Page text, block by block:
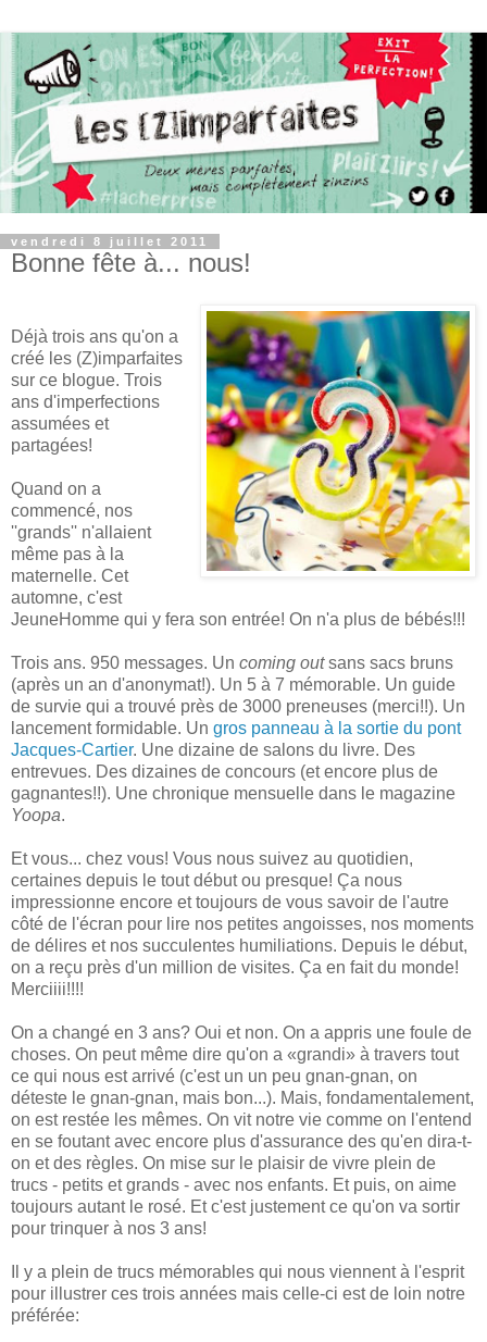
vendredi 8 juillet 2011
Bonne fête à... nous!
Déjà trois ans qu'on a
créé les (Z)imparfaites
sur ce blogue. Trois
ans d'imperfections
assumées et
partagées!
Quand on a
commencé, nos
''grands'' n'allaient
même pas à la
maternelle. Cet
automne, c'est
JeuneHomme qui y fera son entrée! On n'a plus de bébés!!!
Trois ans. 950 messages. Un coming outsans sacs bruns
(après un an d'anonymat!). Un 5 à 7 mémorable. Un guide
de survie qui a trouvé près de 3000 preneuses (merci!!). Un
lancement formidable. Un gros panneau à la sortie du pont
Jacques-Cartier. Une dizaine de salons du livre. Des
entrevues. Des dizaines de concours (et encore plus de
gagnantes!!). Une chronique mensuelle dans le magazine
Yoopa.
Et vous... chez vous! Vous nous suivez au quotidien,
certaines depuis le tout début ou presque! Ça nous
impressionne encore et toujours de vous savoir de l'autre
côté de l'écran pour lire nos petites angoisses, nos moments
de délires et nos succulentes humiliations. Depuis le début,
on a reçu près d'un million de visites. Ça en fait du monde!
Merciiii!!!!
On a changé en 3 ans? Oui et non. On a appris une foule de
choses. On peut même dire qu'on a «grandi» à travers tout
ce qui nous est arrivé (c'est un un peu gnan-gnan, on
déteste le gnan-gnan, mais bon...). Mais, fondamentalement,
on est restée les mêmes. On vit notre vie comme on l'entend
en se foutant avec encore plus d'assurance des qu'en dira-t-
on et des règles. On mise sur le plaisir de vivre plein de
trucs - petits et grands - avec nos enfants. Et puis, on aime
toujours autant le rosé. Et c'est justement ce qu'on va sortir
pour trinquer à nos 3 ans!
Il y a plein de trucs mémorables qui nous viennent à l'esprit
pour illustrer ces trois années mais celle-ci est de loin notre
préférée: